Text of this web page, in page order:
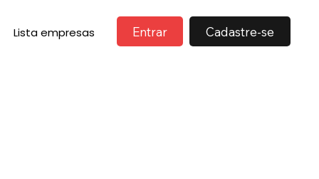
Lista empresas Entrar Cadastre-se